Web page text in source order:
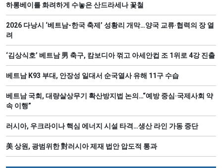
하롱베이를 화려하게 수놓은 산드라세나 꽃철
2026 다낭시 ‘베트남-한국 축제’ 성황리 개막…양국 교류·협력의 장 열
려
‘김상식호’ 베트남 男 축구, 캄보디아 꺾고 아세안컵 조 1위로 4강 진출
베트남 K93 부대, 안장성 일대서 순국열사 유해 11구 수습
베트남 국회, 대량살상무기 확산방지법 논의…“예방 중심·국제사회 약
속 이행”
러시아, 우크라이나 핵심 에너지 시설 타격…생산 라인 가동 중단
美 상원, 광범위한 對러시아 제재 법안 압도적 통과